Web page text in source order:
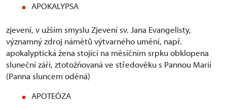
APOKALYPSA
zjevení, v užším smyslu Zjevení sv. Jana Evangelisty,
významný zdroj námětů výtvarného umění, např.
apokalyptická žena stojící na měsíčním srpku obklopena
sluneční září, ztotožňovaná ve středověku s Pannou Marií
(Panna sluncem oděná)
APOTEÓZA